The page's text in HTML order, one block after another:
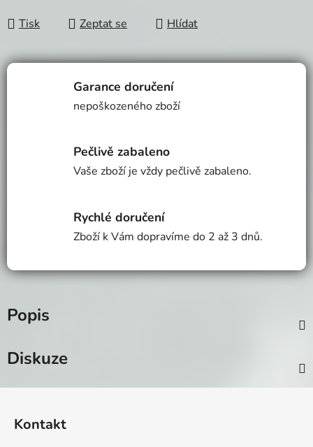
Tisk Zeptat se Hlídat
Garance doručení
nepoškozeného zboží
Pečlivě zabaleno
Vaše zboží je vždy pečlivě zabaleno.
Rychlé doručení
Zboží k Vám dopravíme do 2 až 3 dnů.
Popis
Diskuze
Kontakt